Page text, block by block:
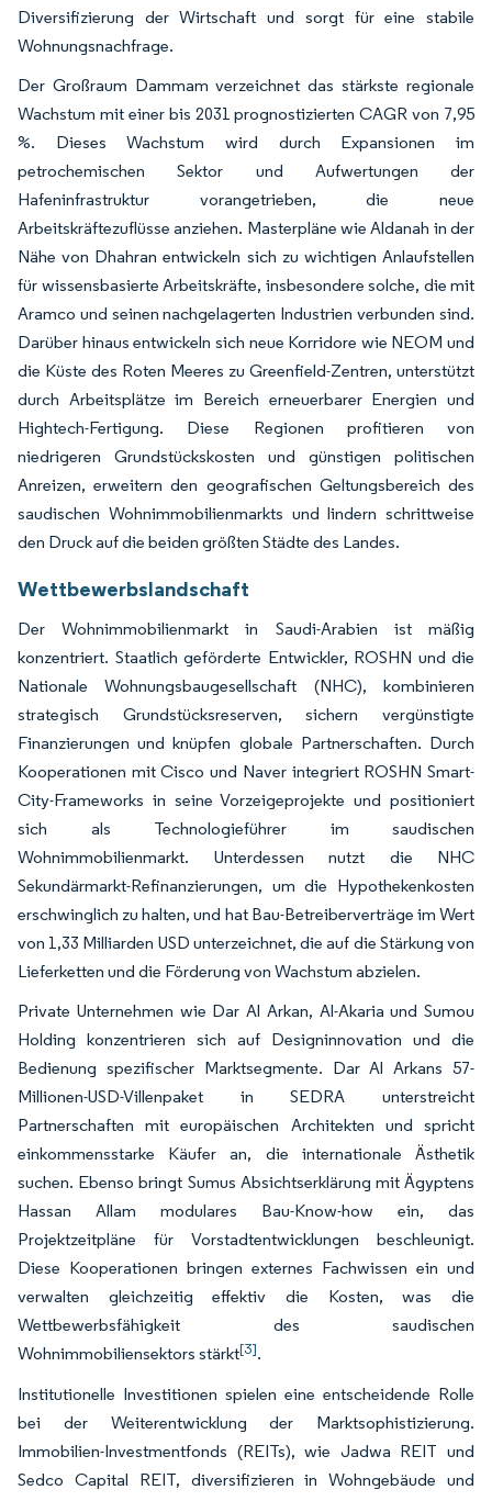
Diversifizierung der Wirtschaft und sorgt für eine stabile
Wohnungsnachfrage.
Der Großraum Dammam verzeichnet das stärkste regionale
Wachstum mit einer bis 2031 prognostizierten CAGR von 7,95
%. Dieses Wachstum wird durch Expansionen im
petrochemischen Sektor und Aufwertungen der
Hafeninfrastruktur vorangetrieben, die neue
Arbeitskräftezuflüsse anziehen. Masterpläne wie Aldanah in der
Nähe von Dhahran entwickeln sich zu wichtigen Anlaufstellen
für wissensbasierte Arbeitskräfte, insbesondere solche, die mit
Aramco und seinen nachgelagerten Industrien verbunden sind.
Darüber hinaus entwickeln sich neue Korridore wie NEOM und
die Küste des Roten Meeres zu Greenfield-Zentren, unterstützt
durch Arbeitsplätze im Bereich erneuerbarer Energien und
Hightech-Fertigung. Diese Regionen profitieren von
niedrigeren Grundstückskosten und günstigen politischen
Anreizen, erweitern den geografischen Geltungsbereich des
saudischen Wohnimmobilienmarkts und lindern schrittweise
den Druck auf die beiden größten Städte des Landes.
Wettbewerbslandschaft
Der Wohnimmobilienmarkt in Saudi-Arabien ist mäßig
konzentriert. Staatlich geförderte Entwickler, ROSHN und die
Nationale Wohnungsbaugesellschaft (NHC), kombinieren
strategisch Grundstücksreserven, sichern vergünstigte
Finanzierungen und knüpfen globale Partnerschaften. Durch
Kooperationen mit Cisco und Naver integriert ROSHN Smart-
City-Frameworks in seine Vorzeigeprojekte und positioniert
sich als Technologieführer im saudischen
Wohnimmobilienmarkt. Unterdessen nutzt die NHC
Sekundärmarkt-Refinanzierungen, um die Hypothekenkosten
erschwinglich zu halten, und hat Bau-Betreiberverträge im Wert
von 1,33 Milliarden USD unterzeichnet, die auf die Stärkung von
Lieferketten und die Förderung von Wachstum abzielen.
Private Unternehmen wie Dar Al Arkan, Al-Akaria und Sumou
Holding konzentrieren sich auf Designinnovation und die
Bedienung spezifischer Marktsegmente. Dar Al Arkans 57-
Millionen-USD-Villenpaket in SEDRA unterstreicht
Partnerschaften mit europäischen Architekten und spricht
einkommensstarke Käufer an, die internationale Ästhetik
suchen. Ebenso bringt Sumus Absichtserklärung mit Ägyptens
Hassan Allam modulares Bau-Know-how ein, das
Projektzeitpläne für Vorstadtentwicklungen beschleunigt.
Diese Kooperationen bringen externes Fachwissen ein und
verwalten gleichzeitig effektiv die Kosten, was die
Wettbewerbsfähigkeit des saudischen
Wohnimmobiliensektors stärkt[3].
Institutionelle Investitionen spielen eine entscheidende Rolle
bei der Weiterentwicklung der Marktsophistizierung.
Immobilien-Investmentfonds (REITs), wie Jadwa REIT und
Sedco Capital REIT, diversifizieren in Wohngebäude und